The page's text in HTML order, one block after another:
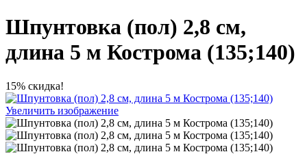
Шпунтовка (пол) 2,8 см,
длина 5 м Кострома (135;140)
15% скидка!
Увеличить изображение